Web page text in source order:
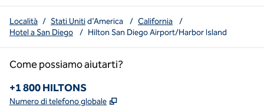
Località / Stati Unitid'America / California
/
Hotel a San Diego
/ Hilton San Diego Airport/Harbor Island
Come possiamo aiutarti?
Telefono:
+1 800 HILTONS
Numero di telefono globale ,